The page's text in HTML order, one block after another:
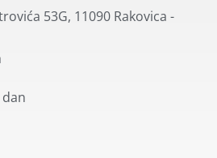
53G, 11090 Rakovica -